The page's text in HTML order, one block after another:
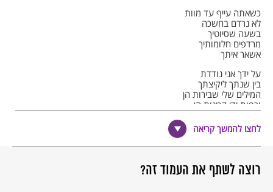
כשאתה עייף עד מוות
לא נרדם בחשכה
בשעה שסיוטיך
מרדפים חלומותיך
אשאר איתך
על ידך אני נודדת
בין שנתך ליקיצתך
המילים שלי שבירות הן
וכפות ידי קטנות הן
כשאראה, או כשתאמר לי
חרש, חרישי
גם אני ארכין ראשי
לחצו להמשך קריאה
רוצה לשתף את העמוד זה?